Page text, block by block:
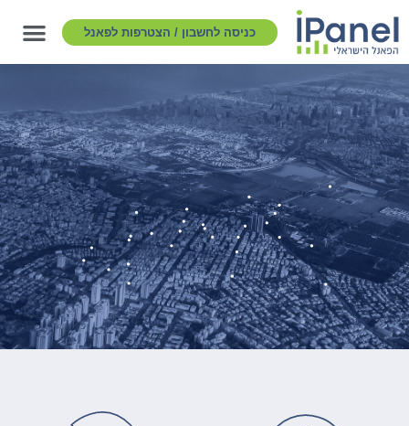
כניסה לחשבון / הצטרפות לפאנל
בקרת איכות וניהול משיבים על פי סטנדרטים
בינלאומיים של ארגון EsOMaR